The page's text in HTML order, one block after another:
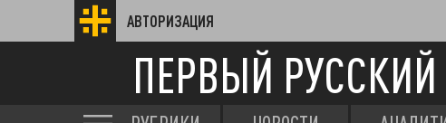
АВТОРИЗАЦИЯ
ПЕРВЫЙ РУССКИЙ